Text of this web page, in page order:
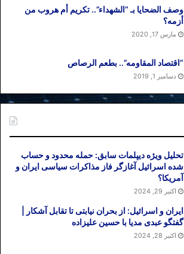
وصف الضحایا بـ “الشهداء”.. تکریم أم هروب من
أزمه؟
مارس 17, 2020
“اقتصاد المقاومه”.. بطعم الرصاص
دسامبر 1, 2019
تحلیل ویژه دیپلمات سابق: حمله محدود و حساب
شده اسرائیل آغازگر فاز مذاکرات سیاسی ایران و
آمریکا؟
اکتبر 29, 2024
ایران و اسرائیل: از بحران نیابتی تا تقابل آشکار |
گفتگو عبدی مدیا با حسین علیزاده
اکتبر 28, 2024